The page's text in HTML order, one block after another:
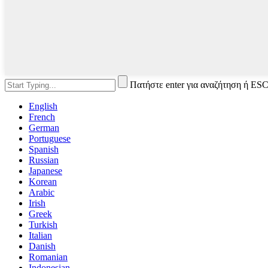
Πατήστε enter για αναζήτηση ή ESC
English
French
German
Portuguese
Spanish
Russian
Japanese
Korean
Arabic
Irish
Greek
Turkish
Italian
Danish
Romanian